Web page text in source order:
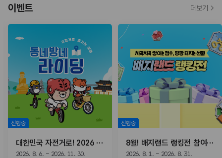
이벤트
진행중
대한민국 자전거로! 2026 동네방네 라이딩
2026. 8. 6. ~ 2026. 11. 30.
진행중
8월! 배지랜드 랭킹전 참여하고, 선물받자!
2026. 8. 1. ~ 2026. 8. 31.
더보기